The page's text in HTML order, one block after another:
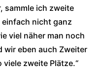
sammle ich zweite
nicht ganz
viel näher man noch
wir eben auch Zweiter
zweite Plätze.“